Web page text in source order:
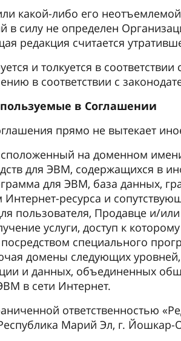
какой-либо его
в силу не определен
редакция считается
и толкуется в
в соответствии с
в Соглашении
прямо не вытекает
на доменном
для ЭВМ, содержащихся в
для ЭВМ, база данных,
Интернет-ресурса и
пользователя, Продавце и/
услуги, доступ к
специального
домены следующих
и данных, объединенных
в сети Интернет.
ответственностью
Марий Эл, г.